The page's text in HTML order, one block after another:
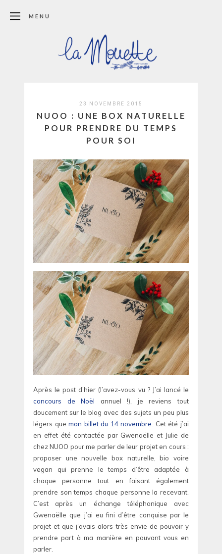
MENU
23 NOVEMBRE 2015
NUOO : UNE BOX NATURELLE
POUR PRENDRE DU TEMPS
POUR SOI
Après le post d’hier (l’avez-vous vu ? J’ai lancé le
concours de Noël annuel !), je reviens tout
doucement sur le blog avec des sujets un peu plus
légers quemon billet du 14 novembre . Cet été j’ai
en effet été contactée par Gwenaëlle et Julie de
chez NUOO pour me parler de leur projet en cours :
proposer une nouvelle box naturelle, bio voire
vegan qui prenne le temps d’être adaptée à
chaque personne tout en faisant également
prendre son temps chaque personne la recevant.
C’est après un échange téléphonique avec
Gwenaëlle que j’ai eu fini d’être conquise par le
projet et que j’avais alors très envie de pouvoir y
prendre part à ma manière en pouvant vous en
parler.